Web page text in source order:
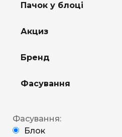
Пачок у блоці
Акциз
Бренд
Фасування
Фасування:
Блок